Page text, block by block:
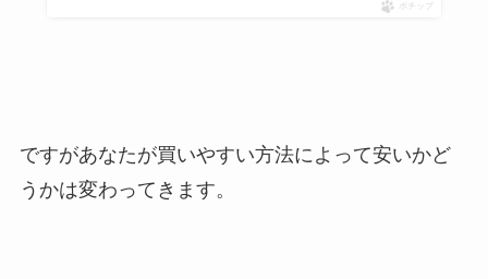
ポチップ
ですがあなたが買いやすい方法によって安いかど
うかは変わってきます。